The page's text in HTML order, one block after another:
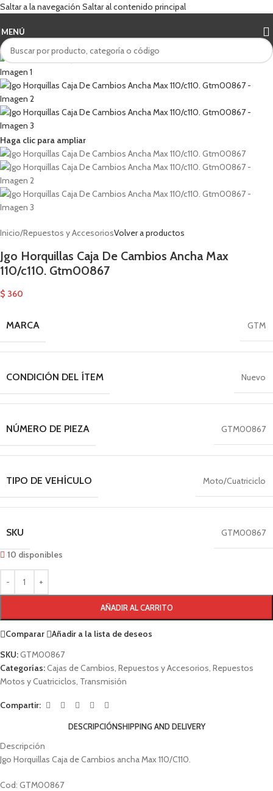
Saltar a la navegación Saltar al contenido principal
MENÚ
Haga clic para ampliar
Inicio/Repuestos y AccesoriosVolver a productos
Jgo Horquillas Caja De Cambios Ancha Max
110/c110. Gtm00867
$ 360
MARCA GTM
CONDICIÓN DEL ÍTEM Nuevo
NÚMERO DE PIEZA GTM00867
TIPO DE VEHÍCULO Moto/Cuatriciclo
SKU
GTM00867
10 disponibles
AÑADIR AL CARRITO
Comparar
Añadir a la lista de deseos
SKU:GTM00867
Categorías:Cajas de Cambios Repuestos y Accesorios Repuestos
Motos y Cuatriciclos Transmisión
Compartir:
DESCRIPCIÓNSHIPPING AND DELIVERY
Descripción
Jgo Horquillas Caja de Cambios ancha Max 110/C110.
Cod: GTM00867